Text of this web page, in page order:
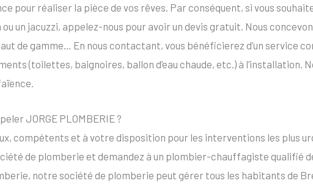
pour réaliser la pièce de vos rêves. Par conséquent, si vous
ou un jacuzzi, appelez-nous pour avoir un devis gratuit. Nous
de gamme… En nous contactant, vous bénéficierez d’un service
(toilettes, baignoires, ballon d’eau chaude, etc.) à l’installation.
JORGE PLOMBERIE ?
compétents et à votre disposition pour les interventions les plus
de plomberie et demandez à un plombier-chauffagiste qualifié
notre société de plomberie peut gérer tous les habitants de